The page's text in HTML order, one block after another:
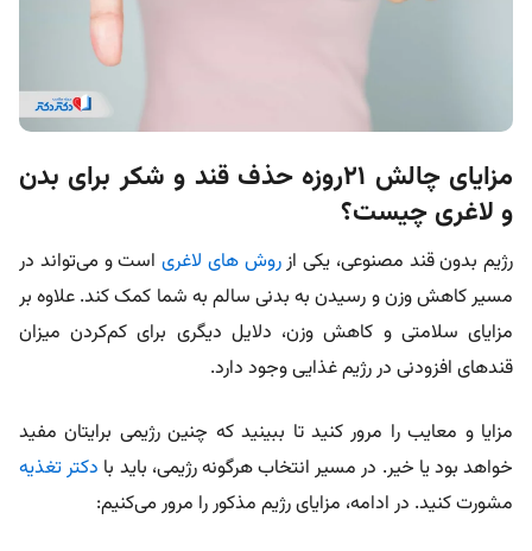
مزایای چالش ۲۱روزه حذف قند و شکر برای بدن
و لاغری چیست؟
رژیم بدون قند مصنوعی، یکی ازروش های لاغری است و می‌تواند در
مسیر کاهش وزن و رسیدن به بدنی سالم به شما کمک کند. علاوه بر
مزایای سلامتی و کاهش وزن، دلایل دیگری برای کم‌کردن میزان
قندهای افزودنی در رژیم غذایی وجود دارد.
مزایا و معایب را مرور کنید تا ببینید که چنین رژیمی برایتان مفید
خواهد بود یا خیر. در مسیر انتخاب هرگونه رژیمی، باید با دکتر تغذیه
مشورت کنید. در ادامه، مزایای رژیم مذکور را مرور می‌کنیم: